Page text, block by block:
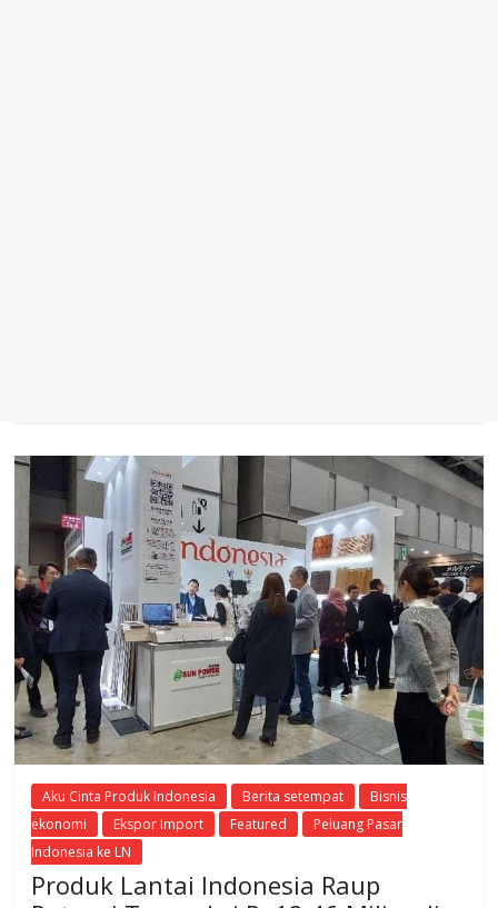
Aku Cinta Produk Indonesia Berita setempat
Bisnis
ekonomi
Ekspor Import Featured
Peluang Pasar
Indonesia ke LN
Produk Lantai Indonesia Raup